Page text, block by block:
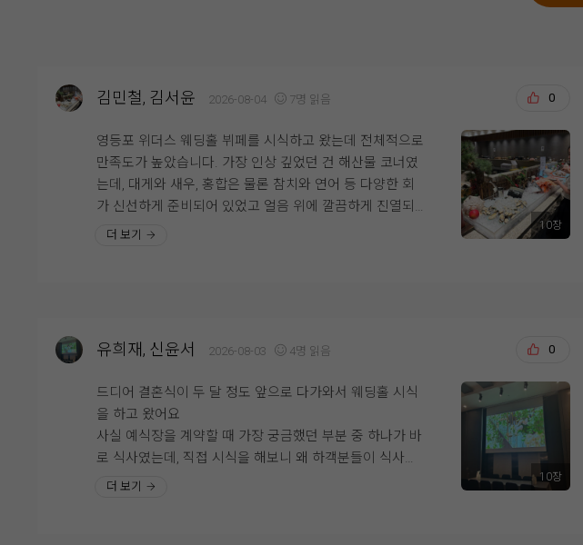
김민철, 김서윤 2026-08-04 7명 읽음 0
영등포 위더스 웨딩홀 뷔페를 시식하고 왔는데 전체적으로
만족도가 높았습니다. 가장 인상 깊었던 건 해산물 코너였
는데, 대게와 새우, 홍합은 물론 참치와 연어 등 다양한 회
가 신선하게 준비되어 있었고 얼음 위에 깔끔하게 진열되
어 있어 보기에도 좋았습니다. 회도 두툼하게 썰려 있어 식
으로 간이 자극적이지 않아 부담 없이 즐길 수 있었습니다.
서 채워주셔서 마지막까지 깔끔한 상태가 유지되는 점도
좋았습니다.
뷔페 동선도 넓고 쾌적해서 사람들이 몰려도 크게 불편하
지 않았고, 음식 종류도 한식·양식·해산물 등 골고루 갖춰져
더 보기
10장
유희재, 신윤서 2026-08-03 4명 읽음 0
드디어 결혼식이 두 달 정도 앞으로 다가와서 웨딩홀 시식
을 하고 왔어요
사실 예식장을 계약할 때 가장 궁금했던 부분 중 하나가 바
로 식사였는데, 직접 시식을 해보니 왜 하객분들이 식사를
중요하게 생각하는지 알겠더라고요.
더 보기
10장